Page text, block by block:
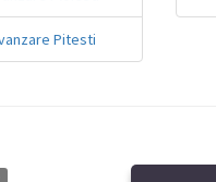
Pitesti